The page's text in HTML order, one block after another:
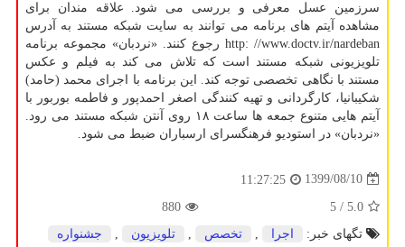
سرزمین عسل معرفی و بررسی می شود. علاقه مندان برای
مشاهده آیتم های برنامه می توانند به سایت شبکه مستند به آدرس
http: //www.doctv.ir/nardeban رجوع کنند. «نردبان» مجموعه برنامه
تلویزیونی شبکه مستند است که تلاش می کند به فیلم و عکس
مستند با نگاهی تخصصی توجه کند. این برنامه با اجرای محمد (حامد)
شکیبانیا، کارگردانی و تهیه کنندگی اصغر احمدپور و فاطمه بوربور با
آیتم هایی متنوع جمعه ها ساعت ۱۸ روی آنتن شبکه مستند می رود.
«نردبان» در استودیو فرهنگسرای ارسباران ضبط می شود.
1399/08/10
11:27:25
5.0
/ 5
880
تگهای خبر:
اجرا تخصص تلویزیون جشنواره